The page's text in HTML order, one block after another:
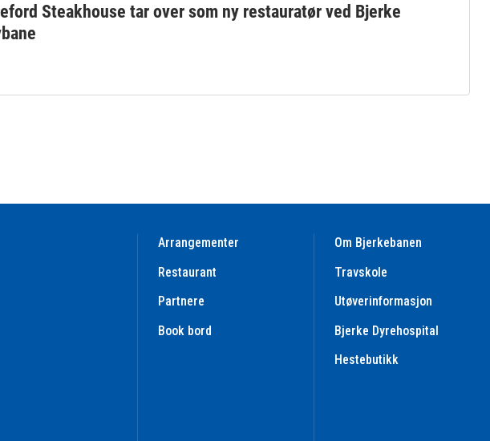
Steakhouse tar over som ny restauratør ved Bjerke
Arrangementer
Restaurant
Partnere
Book bord
Om Bjerkebanen
Travskole
Utøverinformasjon
Bjerke Dyrehospital
Hestebutikk